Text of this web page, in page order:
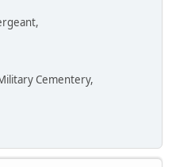
Cementery,